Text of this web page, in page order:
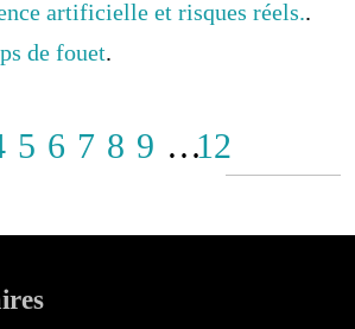
artificielle et risques réels..
de fouet.
5 6 7 8 9 …12